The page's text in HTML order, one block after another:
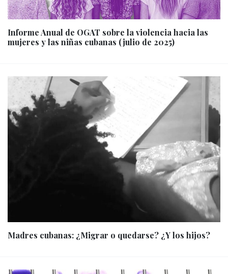
Informe Anual de OGAT sobre la violencia hacia las
mujeres y las niñas cubanas (julio de 2025)
Madres cubanas: ¿Migrar o quedarse? ¿Y los hijos?